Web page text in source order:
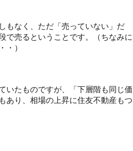
もなく、ただ「売っていない」だ
で売るということです。（ちなみに
・）
いたものですが、「下層階も同じ価
あり、相場の上昇に住友不動産もつ